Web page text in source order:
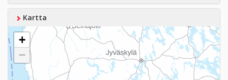
Kartta
+
−